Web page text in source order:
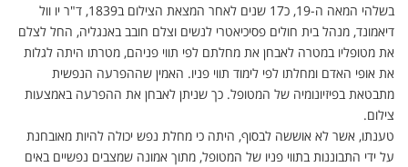
בשלהי המאה ה-19, כ17 שנים לאחר המצאת הצילום ב1839, ד"ר יו וול
דיאמונד, מנהל בית חולים פסיכיאטרי לנשים וצלם חובב באנגליה, החל לצלם
את מטופליו במטרה לאבחן את מחלתם לפי תווי פניהם, מטרתו היתה לגלות
את אופי האדם ומחלתו לפי לימוד תווי פניו. האמין שההפרעה הנפשית
מתבטאת בפיזיונומיה של המטופל. כך שניתן לאבחן את ההפרעה באמצעות
צילום.
טענתו, אשר לא אוששה לבסוף, היתה כי מחלת נפש יכולה להיות מאובחנת
על ידי התבוננות בתווי פניו של המטופל, מתוך אמונה שמצבים נפשיים באים